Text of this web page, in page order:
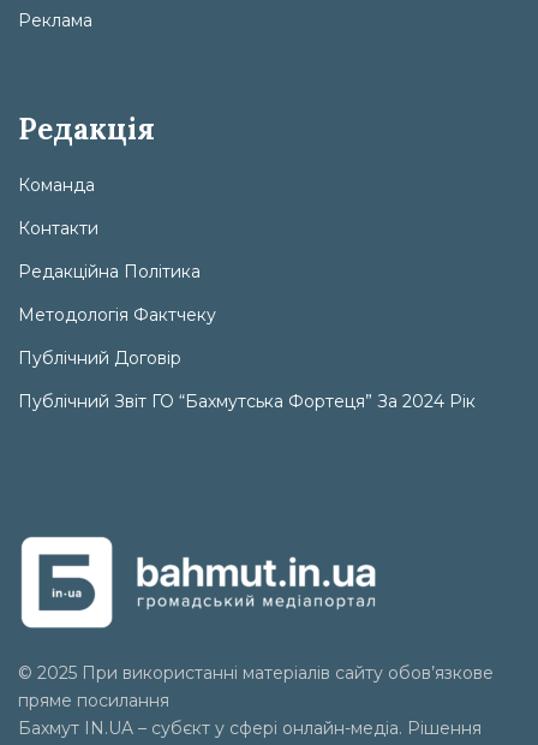
Реклама
Редакція
Команда
Контакти
Редакційна Політика
Методологія Фактчеку
Публічний Договір
Публічний Звіт ГО “Бахмутська Фортеця” За 2024 Рік
© 2025 При використанні матеріалів сайту обов’язкове
пряме посилання
Бахмут IN.UA – субєкт у сфері онлайн-медіа. Рішення